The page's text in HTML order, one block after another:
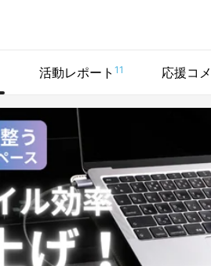
活動レポート 11 応援コ